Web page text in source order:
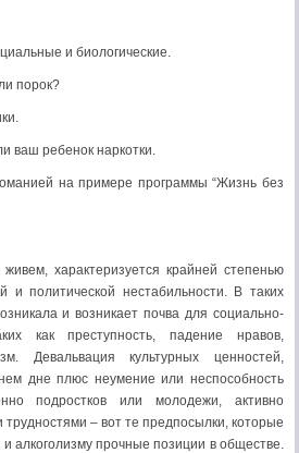
и биологические.
порок?
ваш ребенок наркотки.
на примере программы “Жизнь без
характеризуется крайней степенью
и политической нестабильности. В таких
и возникает почва для социально-
как преступность, падение нравов,
Девальвация культурных ценностей,
дне плюс неумение или неспособность
подростков или молодежи, активно
– вот те предпосылки, которые
алкоголизму прочные позиции в обществе.